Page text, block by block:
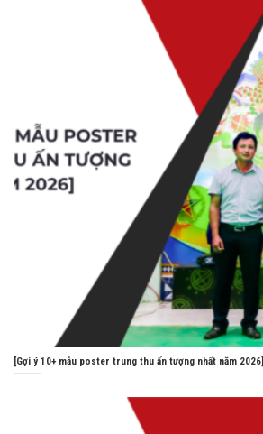
[Gợi ý 10+ mẫu poster trung thu ấn tượng nhất năm 2026]